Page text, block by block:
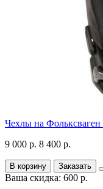
Чехлы на Фольксваген
9 000 р. 8 400 р.
В корзину Заказать
Ваша скидка: 600 р.